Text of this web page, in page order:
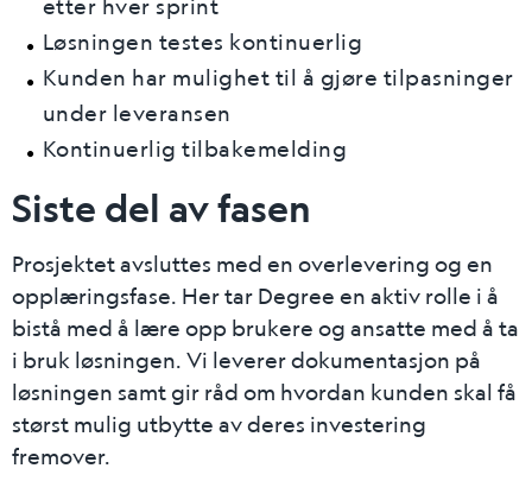
etter hver sprint
Løsningen testes kontinuerlig
Kunden har mulighet til å gjøre tilpasninger
under leveransen
Kontinuerlig tilbakemelding
Siste del av fasen
Prosjektet avsluttes med en overlevering og en
opplæringsfase. Her tar Degree en aktiv rolle i å
bistå med å lære opp brukere og ansatte med å ta
i bruk løsningen. Vi leverer dokumentasjon på
løsningen samt gir råd om hvordan kunden skal få
størst mulig utbytte av deres investering
fremover.